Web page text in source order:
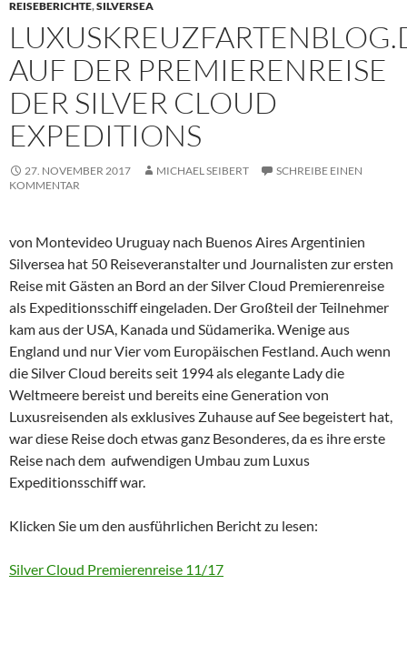
REISEBERICHTE,SILVERSEA
AUF DER PREMIERENREISE
DER SILVER CLOUD
EXPEDITIONS
27. NOVEMBER 2017 MICHAEL SEIBERT
SCHREIBE EINEN
KOMMENTAR
von Montevideo Uruguay nach Buenos Aires Argentinien
Silversea hat 50 Reiseveranstalter und Journalisten zur ersten
Reise mit Gästen an Bord an der Silver Cloud Premierenreise
als Expeditionsschiff eingeladen. Der Großteil der Teilnehmer
kam aus der USA, Kanada und Südamerika. Wenige aus
England und nur Vier vom Europäischen Festland. Auch wenn
die Silver Cloud bereits seit 1994 als elegante Lady die
Weltmeere bereist und bereits eine Generation von
Luxusreisenden als exklusives Zuhause auf See begeistert hat,
war diese Reise doch etwas ganz Besonderes, da es ihre erste
Reise nach dem aufwendigen Umbau zum Luxus
Expeditionsschiff war.
Klicken Sie um den ausführlichen Bericht zu lesen:
Silver Cloud Premierenreise 11/17